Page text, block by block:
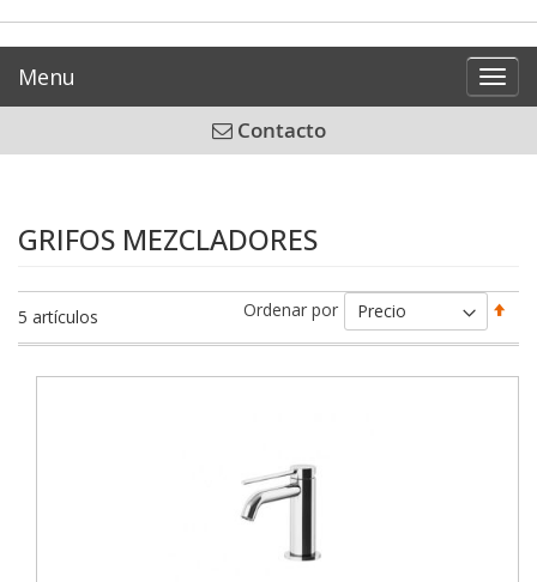
Menu
Contacto
GRIFOS MEZCLADORES
5 artículos Ordenar por